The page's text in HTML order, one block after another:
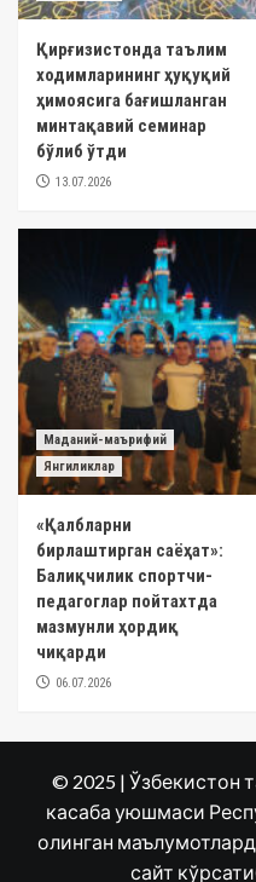
Қирғизистонда таълим
ходимларининг ҳуқуқий
ҳимоясига бағишланган
минтақавий семинар
бўлиб ўтди
13.07.2026
Маданий-маърифий
Янгиликлар
«Қалбларни
бирлаштирган саёҳат»:
Балиқчилик спортчи-
педагоглар пойтахтда
мазмунли ҳордиқ
чиқарди
06.07.2026
© 2025 | Ўзбекистон
касаба уюшмаси
олинган
сайт